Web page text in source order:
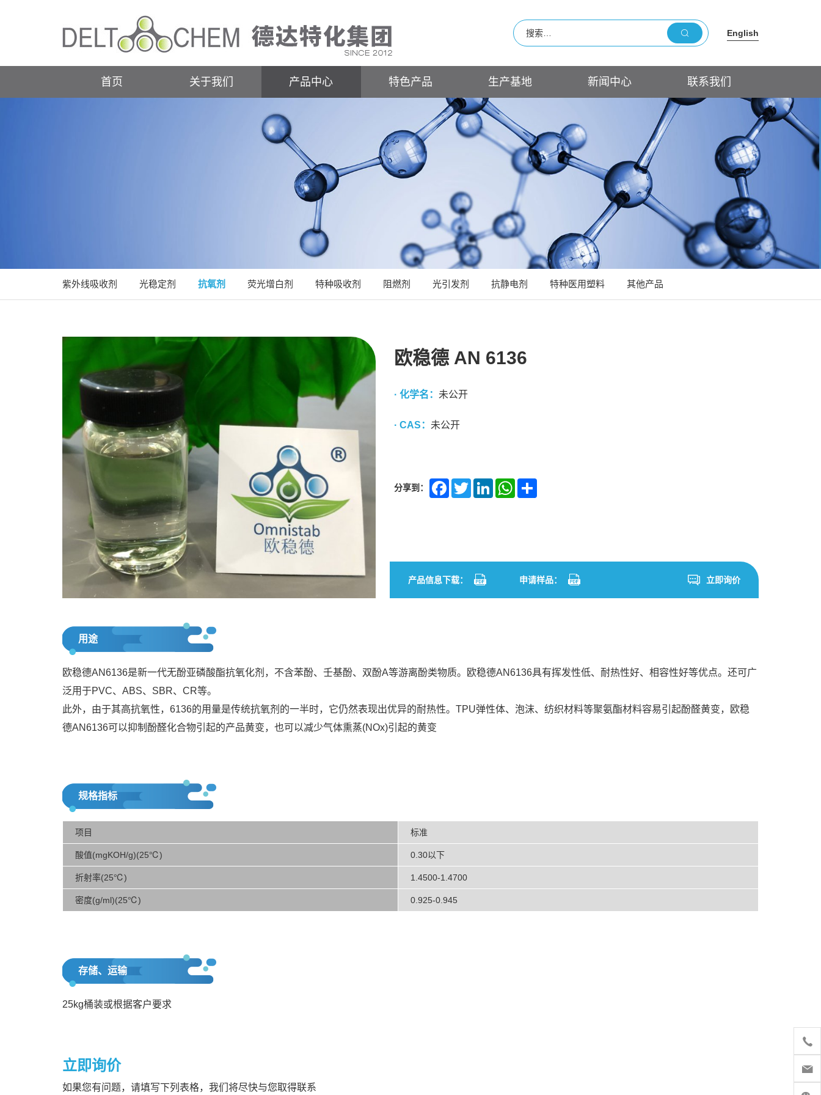
English
首页 关于我们 产品中心 特色产品 生产基地 新闻中心 联系我们
紫外线吸收剂 光稳定剂 抗氧剂 荧光增白剂 特种吸收剂 阻燃剂 光引发剂 抗静电剂 特种医用塑料 其他产品
欧稳德 AN 6136
· 化学名： 未公开
· CAS： 未公开
分享到： Facebook
TwitterLinkedInWhatsApp
产品信息下载： 申请样品： 立即询价
用途
欧稳德AN6136是新一代无酚亚磷酸酯抗氧化剂，不含苯酚、壬基酚、双酚A等游离酚类物质。欧稳德AN6136具有挥发性低、耐热性好、相容性好等优点。还可广
泛用于PVC、ABS、SBR、CR等。
此外，由于其高抗氧性，6136的用量是传统抗氧剂的一半时，它仍然表现出优异的耐热性。TPU弹性体、泡沫、纺织材料等聚氨酯材料容易引起酚醛黄变，欧稳
德AN6136可以抑制酚醛化合物引起的产品黄变，也可以减少气体熏蒸(NOx)引起的黄变
规格指标
项目 标准
酸值(mgKOH/g)(25℃) 0.30以下
折射率(25℃) 1.4500-1.4700
密度(g/ml)(25℃) 0.925-0.945
存储、运输
25kg桶装或根据客户要求
立即询价
如果您有问题，请填写下列表格，我们将尽快与您取得联系